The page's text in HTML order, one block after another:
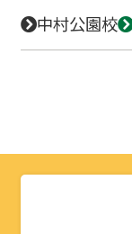
中村公園校